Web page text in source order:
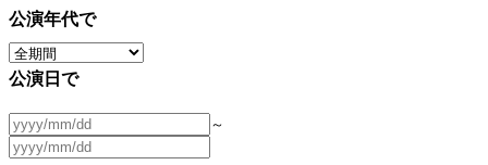
公演年代で
公演日で
～